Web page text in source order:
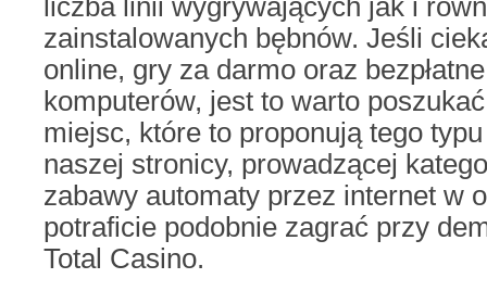
zainstalowanych bębnów. Jeśli
online, gry za darmo oraz
komputerów, jest to warto
miejsc, które to proponują tego
naszej stronicy, prowadzącej
zabawy automaty przez internet w
potraficie podobnie zagrać przy
Total Casino.